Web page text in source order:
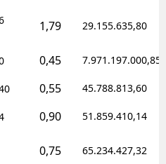
1,79 29.155.635,80
0,45 7.971.197.000,85
0,55 45.788.813,60
0,90 51.859.410,14
0,75 65.234.427,32